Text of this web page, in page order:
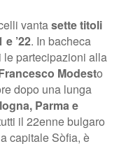
vantasette titoli
e ’22. In bacheca
le partecipazioni alla
Modesto
dopo una lunga
Parma e
il 22enne bulgaro
capitale Sòfia, è